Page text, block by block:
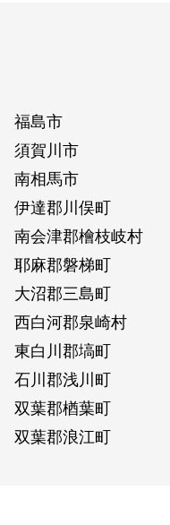
福島市
須賀川市
南相馬市
伊達郡川俣町
南会津郡檜枝岐村
耶麻郡磐梯町
大沼郡三島町
西白河郡泉崎村
東白川郡塙町
石川郡浅川町
双葉郡楢葉町
双葉郡浪江町